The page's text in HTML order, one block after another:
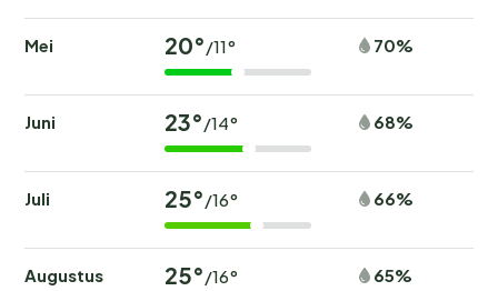
Mei 20°/11° 70%
Juni 23°/14° 68%
Juli 25°/16° 66%
Augustus 25°/16° 65%